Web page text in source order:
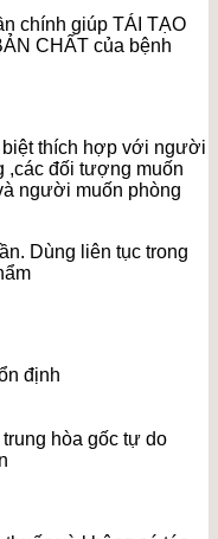
chính giúp TÁI TẠO
CHẤT của bệnh
thích hợp với người
,các đối tượng muốn
người muốn phòng
Dùng liên tục trong
định
hòa gốc tự do